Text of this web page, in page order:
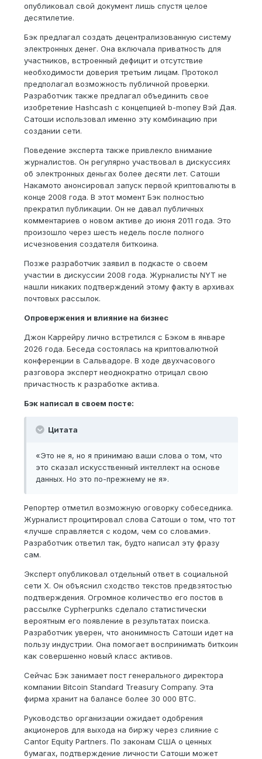
опубликовал свой документ лишь спустя целое
десятилетие.
Бэк предлагал создать децентрализованную систему
электронных денег. Она включала приватность для
участников, встроенный дефицит и отсутствие
необходимости доверия третьим лицам. Протокол
предполагал возможность публичной проверки.
Разработчик также предлагал объединить свое
изобретение Hashcash с концепцией b-money Вэй Дая.
Сатоши использовал именно эту комбинацию при
создании сети.
Поведение эксперта также привлекло внимание
журналистов. Он регулярно участвовал в дискуссиях
об электронных деньгах более десяти лет. Сатоши
Накамото анонсировал запуск первой криптовалюты в
конце 2008 года. В этот момент Бэк полностью
прекратил публикации. Он не давал публичных
комментариев о новом активе до июня 2011 года. Это
произошло через шесть недель после полного
исчезновения создателя биткоина.
Позже разработчик заявил в подкасте о своем
участии в дискуссии 2008 года. Журналисты NYT не
нашли никаких подтверждений этому факту в архивах
почтовых рассылок.
Опровержения и влияние на бизнес
Джон Каррейру лично встретился с Бэком в январе
2026 года. Беседа состоялась на криптовалютной
конференции в Сальвадоре. В ходе двухчасового
разговора эксперт неоднократно отрицал свою
причастность к разработке актива.
Бэк написал в своем посте:
Цитата
«Это не я, но я принимаю ваши слова о том, что
это сказал искусственный интеллект на основе
данных. Но это по-прежнему не я».
Репортер отметил возможную оговорку собеседника.
Журналист процитировал слова Сатоши о том, что тот
«лучше справляется с кодом, чем со словами».
Разработчик ответил так, будто написал эту фразу
сам.
Эксперт опубликовал отдельный ответ в социальной
сети X. Он объяснил сходство текстов предвзятостью
подтверждения. Огромное количество его постов в
рассылке Cypherpunks сделало статистически
вероятным его появление в результатах поиска.
Разработчик уверен, что анонимность Сатоши идет на
пользу индустрии. Она помогает воспринимать биткоин
как совершенно новый класс активов.
Сейчас Бэк занимает пост генерального директора
компании Bitcoin Standard Treasury Company. Эта
фирма хранит на балансе более 30 000 BTC.
Руководство организации ожидает одобрения
акционеров для выхода на биржу через слияние с
Cantor Equity Partners. По законам США о ценных
бумагах, подтверждение личности Сатоши может